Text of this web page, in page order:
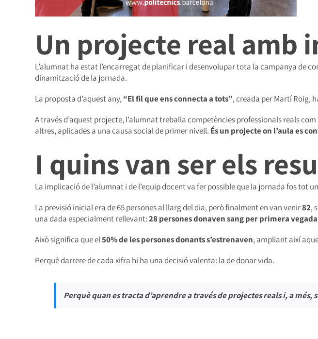
Un projecte real amb
L’alumnat ha estat l’encarregat de planificar i desenvolupar tota la campanya de
dinamització de la jornada.
La proposta d’aquest any,“El fil que ens connecta a tots”, creada per Martí Roig,
A través d’aquest projecte, l’alumnat treballa competències professionals reals
altres, aplicades a una causa social de primer nivell. És un projecte on l’aula es
I quins van ser els
La implicació de l’alumnat i de l’equip docent va fer possible que la jornada fos tot
La previsió inicial era de 65 persones al llarg del dia, però finalment en van venir82,
una dada especialment rellevant:28 persones donaven sang per primera vegada
Això significa que el50% de les persones donants s’estrenaven, ampliant així
Perquè darrere de cada xifra hi ha una decisió valenta: la de donar vida.
Perquè quan es tracta d’aprendre a través de projectes reals i, a